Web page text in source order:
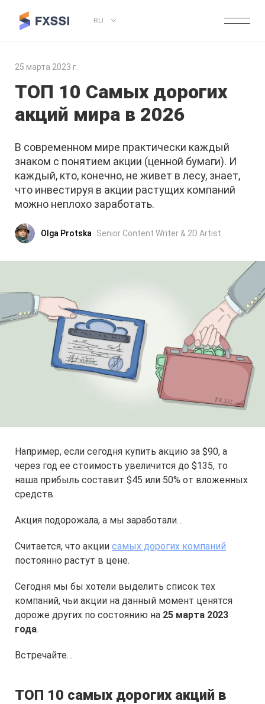
RU
25 марта 2023 г.
ТОП 10 Самых дорогих
акций мира в 2026
В современном мире практически каждый
знаком с понятием акции (ценной бумаги). И
каждый, кто, конечно, не живет в лесу, знает,
что инвестируя в акции растущих компаний
можно неплохо заработать.
Olga Protska Senior Content Writer & 2D Artist
Например, если сегодня купить акцию за $90, а
через год ее стоимость увеличится до $135, то
наша прибыль составит $45 или 50% от вложенных
средств.
Акция подорожала, а мы заработали…
Считается, что акции самых дорогих компаний
постоянно растут в цене.
Сегодня мы бы хотели выделить список тех
компаний, чьи акции на данный момент ценятся
дороже других по состоянию на 25 марта 2023
года.
Встречайте…
ТОП 10 самых дорогих акций в